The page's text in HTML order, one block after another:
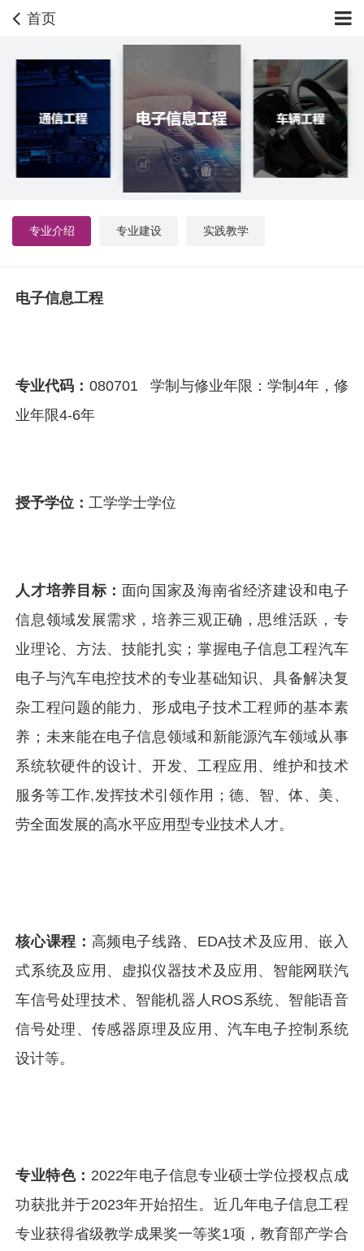
首页
专业介绍 专业建设 实践教学
电子信息工程
专业代码： 080701 学制与修业年限：学制4年，修
业年限4-6年
授予学位：工学学士学位
人才培养目标： 面向国家及海南省经济建设和电子
信息领域发展需求，培养三观正确，思维活跃，专
业理论、方法、技能扎实；掌握电子信息工程汽车
电子与汽车电控技术的专业基础知识、具备解决复
杂工程问题的能力、形成电子技术工程师的基本素
养；未来能在电子信息领域和新能源汽车领域从事
系统软硬件的设计、开发、工程应用、维护和技术
服务等工作,发挥技术引领作用；德、智、体、美、
劳全面发展的高水平应用型专业技术人才。
核心课程： 高频电子线路、EDA技术及应用、嵌入
式系统及应用、虚拟仪器技术及应用、智能网联汽
车信号处理技术、智能机器人ROS系统、智能语音
信号处理、传感器原理及应用、汽车电子控制系统
设计等。
专业特色： 2022年电子信息专业硕士学位授权点成
功获批并于2023年开始招生。近几年电子信息工程
专业获得省级教学成果奖一等奖1项，教育部产学合